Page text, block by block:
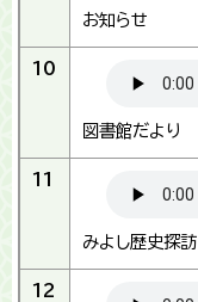
お知らせ
10
図書館だより
11
みよし歴史探訪
12